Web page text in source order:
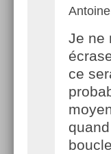
Antoine
Je ne
ce